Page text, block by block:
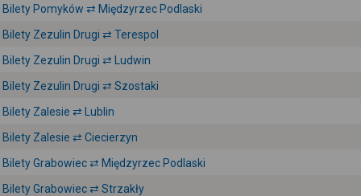
Bilety Pomyków ⇄ Międzyrzec Podlaski
Bilety Zezulin Drugi ⇄ Terespol
Bilety Zezulin Drugi ⇄ Ludwin
Bilety Zezulin Drugi ⇄ Szostaki
Bilety Zalesie ⇄ Lublin
Bilety Zalesie ⇄ Ciecierzyn
Bilety Grabowiec ⇄ Międzyrzec Podlaski
Bilety Grabowiec ⇄ Strzakły